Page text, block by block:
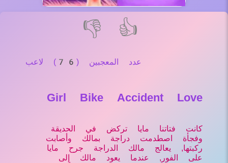
👍
👎
عدد المعجبين (76) لاعب
Girl Bike Accident Love
كانت فتاتنا مايا تركض في الحديقة
وفجأة اصطدمت دراجة بمالك وأصابت
ركبتها, يعالج مالك الدراجة جرح مايا
على الفور, عندما يعود مالك إلى